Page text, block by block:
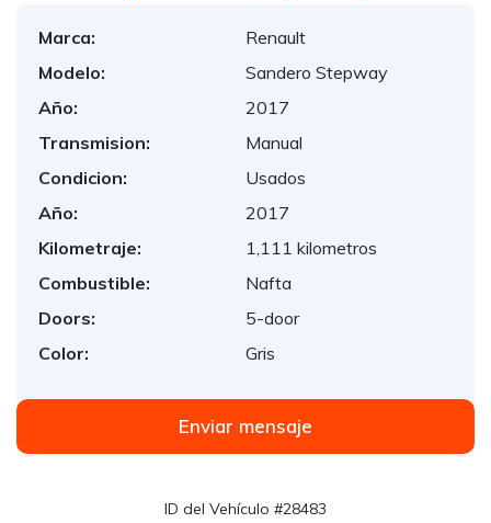
Marca:
Renault
Modelo:
Sandero Stepway
Año:
2017
Transmision:
Manual
Condicion:
Usados
Año:
2017
Kilometraje:
1,111 kilometros
Combustible:
Nafta
Doors:
5-door
Color:
Gris
Enviar mensaje
ID del Vehículo #28483